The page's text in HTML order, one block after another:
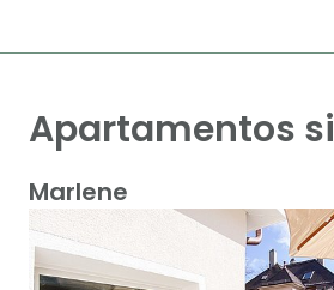
Apartamentos
Marlene